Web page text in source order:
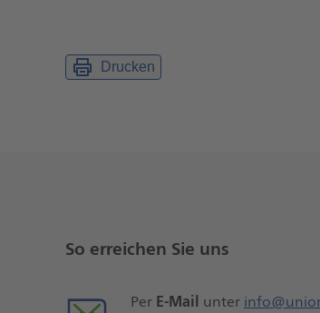
Drucken
So erreichen Sie uns
Per E-Mail unter